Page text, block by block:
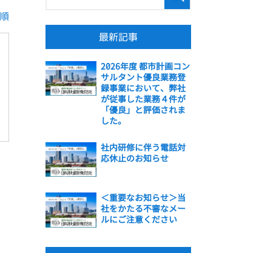
最新記事
2026年度 都市計画コン
サルタント優良業務登
録事業において、弊社
が従事した業務４件が
「優良」と評価されま
した。
社内研修に伴う電話対
応休止のお知らせ
＜重要なお知らせ＞当
社をかたる不審なメー
ルにご注意ください